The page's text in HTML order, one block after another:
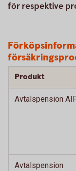
för respektive
Produkt
Avtalspension
Avtalspension